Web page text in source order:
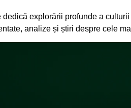
dedică explorării profunde a
analize și știri despre cele